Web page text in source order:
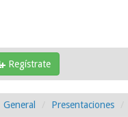
Regístrate
General Presentaciones